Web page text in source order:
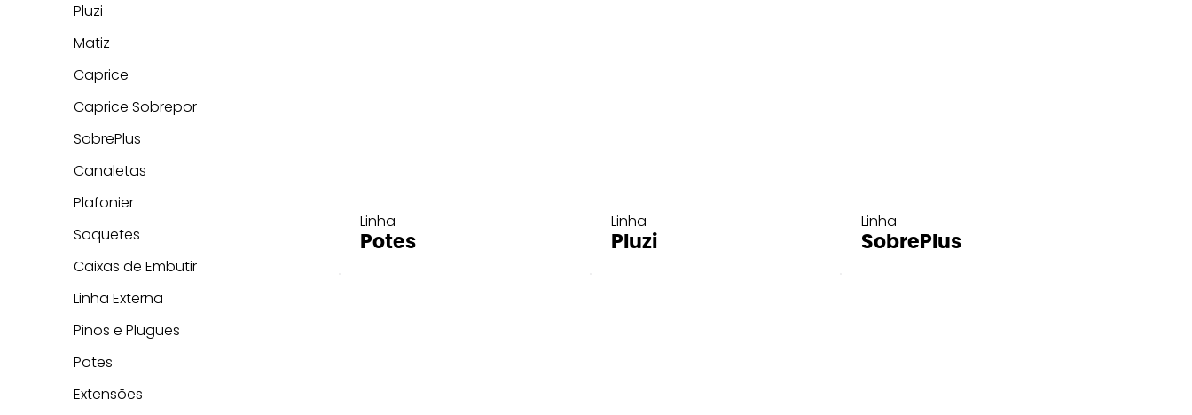
Linha
Potes
Linha
Pluzi
Linha
SobrePlus
Pluzi
Matiz
Caprice
Caprice Sobrepor
SobrePlus
Canaletas
Plafonier
Soquetes
Caixas de Embutir
Linha Externa
Pinos e Plugues
Potes
Extensões